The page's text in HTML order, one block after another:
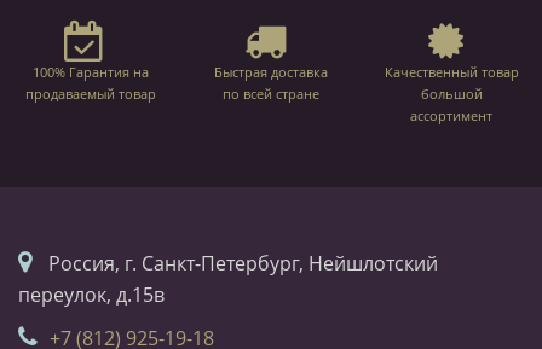
100% Гарантия на
продаваемый товар
Быстрая доставка
по всей стране
Качественный товар
большой
ассортимент
Россия, г. Санкт-Петербург, Нейшлотский
переулок, д.15в
+7 (812) 925-19-18